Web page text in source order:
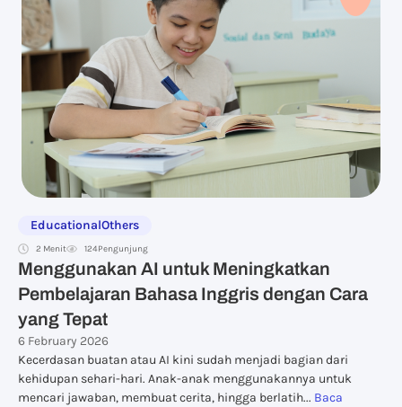
EducationalOthers
2 Menit 124Pengunjung
Menggunakan AI untuk Meningkatkan
Pembelajaran Bahasa Inggris dengan Cara
yang Tepat
6 February 2026
Kecerdasan buatan atau AI kini sudah menjadi bagian dari
kehidupan sehari-hari. Anak-anak menggunakannya untuk
mencari jawaban, membuat cerita, hingga berlatih... Baca